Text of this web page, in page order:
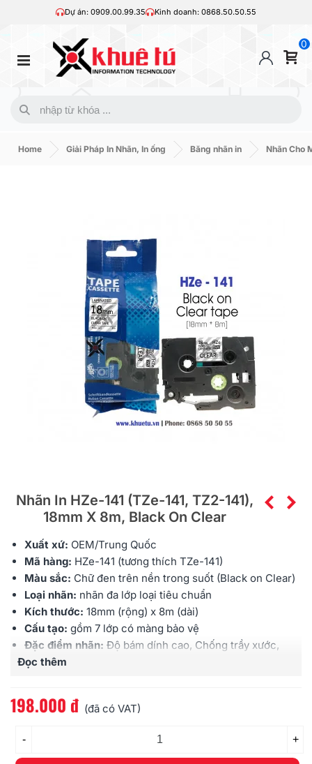
Dự án: 0909.00.99.35 Kinh doanh: 0868.50.50.55
0
Home Giải Pháp In Nhãn, In ống Băng nhãn in Nhãn Cho
Nhãn In HZe-141 (TZe-141, TZ2-141),
18mm X 8m, Black On Clear
Xuất xứ: OEM/Trung Quốc
Mã hàng: HZe-141 (tương thích TZe-141)
Màu sắc: Chữ đen trên nền trong suốt (Black on Clear)
Loại nhãn: nhãn đa lớp loại tiêu chuẩn
Kích thước: 18mm (rộng) x 8m (dài)
Cấu tạo: gồm 7 lớp có màng bảo vệ
Đặc điểm nhãn: Độ bám dính cao, Chống trầy xước,
Chịu được hóa chất, Chống thấm nước, Chịu được
Sử dụng cho:
Đọc thêm
198.000 đ (đã có VAT)
- +